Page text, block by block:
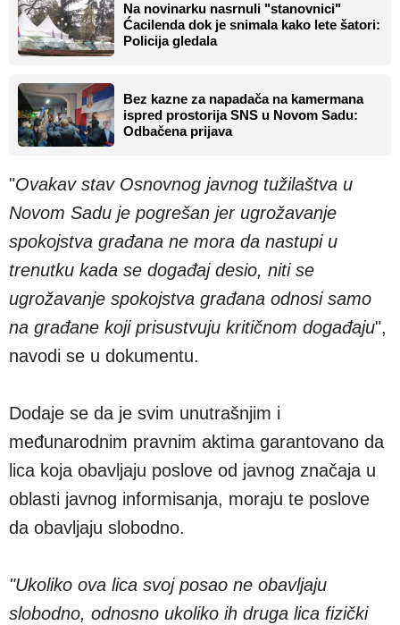
Na novinarku nasrnuli "stanovnici"
Ćacilenda dok je snimala kako lete šatori:
Policija gledala
Bez kazne za napadača na kamermana
ispred prostorija SNS u Novom Sadu:
Odbačena prijava
"Ovakav stav Osnovnog javnog tužilaštva u
Novom Sadu je pogrešan jer ugrožavanje
spokojstva građana ne mora da nastupi u
trenutku kada se događaj desio, niti se
ugrožavanje spokojstva građana odnosi samo
na građane koji prisustvuju kritičnom događaju",
navodi se u dokumentu.
Dodaje se da je svim unutrašnjim i
međunarodnim pravnim aktima garantovano da
lica koja obavljaju poslove od javnog značaja u
oblasti javnog informisanja, moraju te poslove
da obavljaju slobodno.
"Ukoliko ova lica svoj posao ne obavljaju
slobodno, odnosno ukoliko ih druga lica fizički